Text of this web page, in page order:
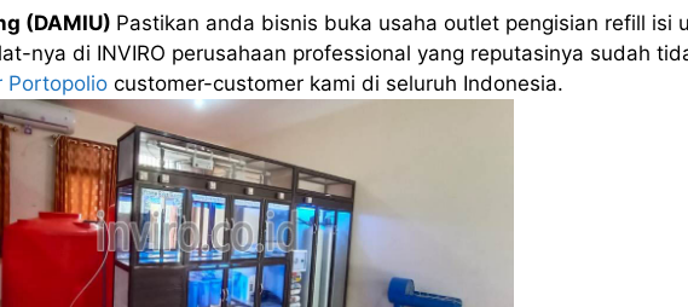
(DAMIU) Pastikan anda bisnis buka usaha outlet pengisian refill isi
nya di INVIRO perusahaan professional yang reputasinya sudah
Portopolio customer-customer kami di seluruh Indonesia.